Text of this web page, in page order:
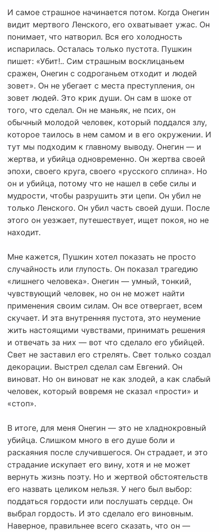
И самое страшное начинается потом. Когда Онегин
видит мертвого Ленского, его охватывает ужас. Он
понимает, что натворил. Вся его холодность
испарилась. Осталась только пустота. Пушкин
пишет: «Убит!.. Сим страшным восклицаньем
сражен, Онегин с содроганьем отходит и людей
зовет». Он не убегает с места преступления, он
зовет людей. Это крик души. Он сам в шоке от
того, что сделал. Он не маньяк, не псих, он
обычный молодой человек, который поддался злу,
которое таилось в нем самом и в его окружении. И
тут мы подходим к главному выводу. Онегин — и
жертва, и убийца одновременно. Он жертва своей
эпохи, своего круга, своего «русского сплина». Но
он и убийца, потому что не нашел в себе силы и
мудрости, чтобы разрушить эти цепи. Он убил не
только Ленского. Он убил часть своей души. После
этого он уезжает, путешествует, ищет покоя, но не
находит.
Мне кажется, Пушкин хотел показать не просто
случайность или глупость. Он показал трагедию
«лишнего человека». Онегин — умный, тонкий,
чувствующий человек, но он не может найти
применения своим силам. Он все отвергает, всем
скучает. И эта внутренняя пустота, это неумение
жить настоящими чувствами, принимать решения
и отвечать за них — вот что сделало его убийцей.
Свет не заставил его стрелять. Свет только создал
декорации. Выстрел сделал сам Евгений. Он
виноват. Но он виноват не как злодей, а как слабый
человек, который вовремя не сказал «прости» и
«стоп».
В итоге, для меня Онегин — это не хладнокровный
убийца. Слишком много в его душе боли и
раскаяния после случившегося. Он страдает, и это
страдание искупает его вину, хотя и не может
вернуть жизнь поэту. Но и жертвой обстоятельств
его назвать целиком нельзя. У него был выбор:
поддаться гордости или послушать сердце. Он
выбрал гордость. И это сделало его виновным.
Наверное, правильнее всего сказать, что он —